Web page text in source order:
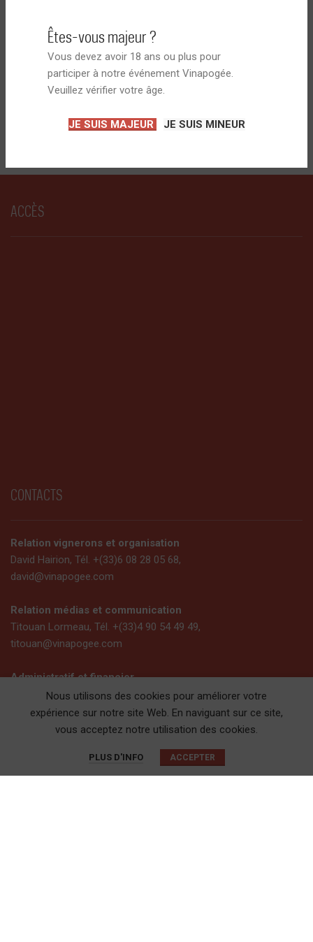
Êtes-vous majeur ?
Vous devez avoir 18 ans ou plus pour
participer à notre événement Vinapogée.
Veuillez vérifier votre âge.
JE SUIS MAJEUR JE SUIS MINEUR
ACCÈS
CONTACTS
Relation vignerons et organisation
David Hairion, Tél. +(33)6 08 28 05 68,
david@vinapogee.com
Relation médias et communication
Titouan Lormeau, Tél. +(33)4 90 54 49 49,
titouan@vinapogee.com
Administratif et financier
Karine Iacovella, Tél. +(33)4 90 54 49 57,
karine@vinapogee.com
Coline Lanckmans, Tél. +(33)4 90 54 49 55,
Nous utilisons des cookies pour améliorer votre
expérience sur notre site Web. En naviguant sur ce site,
vous acceptez notre utilisation des cookies.
PLUS D'INFO ACCEPTER
Panier